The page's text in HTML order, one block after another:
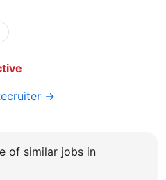
→
of similar jobs in